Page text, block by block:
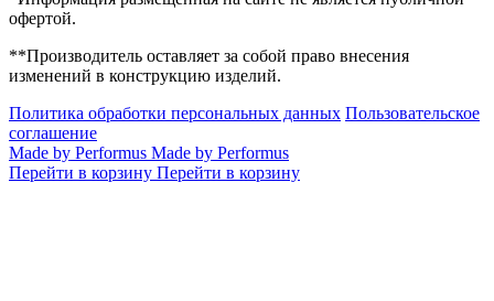
офертой.
**Производитель оставляет за собой право внесения
изменений в конструкцию изделий.
Политика обработки персональных данных Пользовательское
соглашение
Made by Performus Made by Performus
Перейти в корзину Перейти в корзину